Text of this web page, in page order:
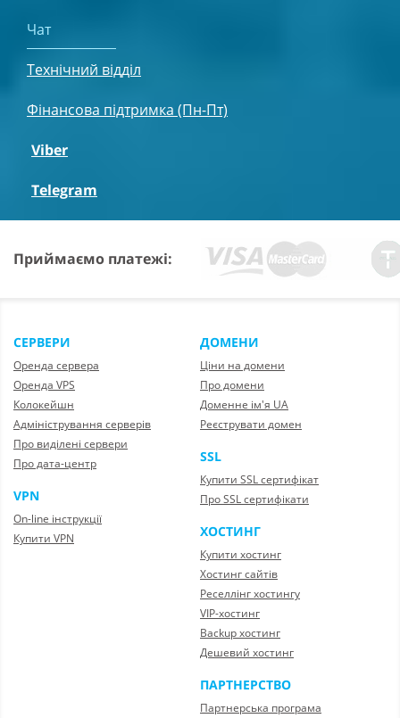
Чат
Технічний відділ
Фінансова підтримка (Пн-Пт)
Viber
Telegram
Приймаємо платежі:
СЕРВЕРИ
Оренда сервера
Оренда VPS
Колокейшн
Адміністрування серверів
Про виділені сервери
Про дата-центр
VPN
On-line інструкції
Купити VPN
ДОМЕНИ
Ціни на домени
Про домени
Доменне ім'я UA
Реєструвати домен
SSL
Купити SSL сертифікат
Про SSL сертифікати
ХОСТИНГ
Купити хостинг
Хостинг сайтів
Реселлінг хостингу
VIP-хостинг
Backup хостинг
Дешевий хостинг
ПАРТНЕРСТВО
Партнерська програма